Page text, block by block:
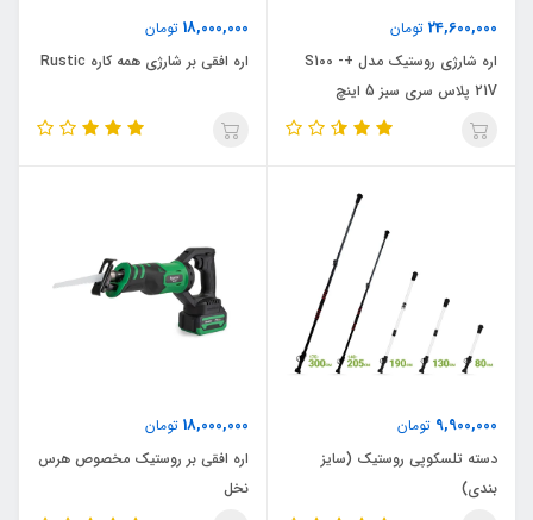
24,600,000 تومان
اره شارژی روستیک مدل +S100 -
21V پلاس سری سبز 5 اینچ
18,000,000 تومان
اره افقی بر شارژی همه کاره Rustic
9,900,000 تومان
دسته تلسکوپی روستیک (سایز
بندی)
18,000,000 تومان
اره افقی بر روستیک مخصوص هرس
نخل